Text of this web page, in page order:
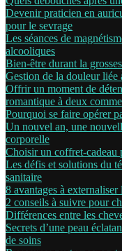
Devenir praticien en
pour le sevrage
Les séances de
alcooliques
Bien-être durant la
Gestion de la douleur liée
Offrir un moment de
romantique à deux
Pourquoi se faire opérer
Un nouvel an, une
corporelle
Choisir un coffret-cadeau
Les défis et solutions du
sanitaire
8 avantages à
2 conseils à suivre pour
Différences entre les
Secrets d’une peau
de soins